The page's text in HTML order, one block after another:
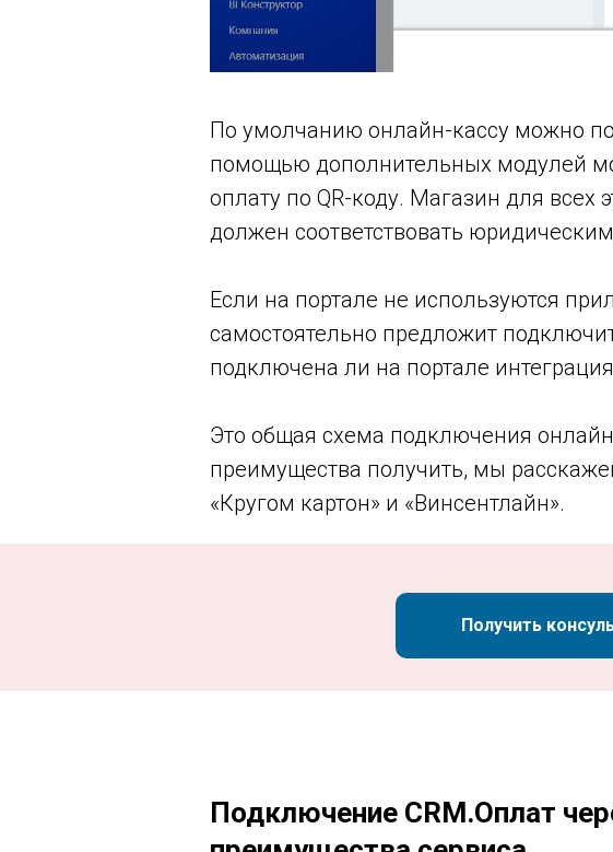
По умолчанию онлайн-кассу можно
помощью дополнительных модулей
оплату по QR-коду. Магазин для всех
должен соответствовать
Если на портале не используются
самостоятельно предложит
подключена ли на портале
Это общая схема подключения
преимущества получить, мы
«Кругом картон» и «Винсентлайн».
Получить
Подключение CRM.Оплат